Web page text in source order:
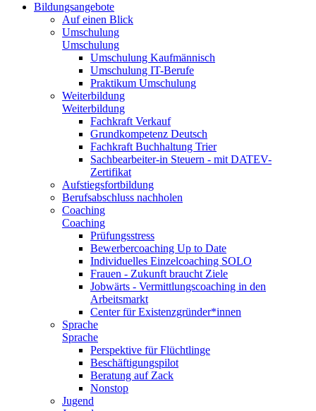
Bildungsangebote
Auf einen Blick
Umschulung
Umschulung
Umschulung Kaufmännisch
Umschulung IT-Berufe
Praktikum Umschulung
Weiterbildung
Weiterbildung
Fachkraft Verkauf
Grundkompetenz Deutsch
Fachkraft Buchhaltung Trier
Sachbearbeiter-in Steuern - mit DATEV-
Zertifikat
Aufstiegsfortbildung
Berufsabschluss nachholen
Coaching
Coaching
Prüfungsstress
Bewerbercoaching Up to Date
Individuelles Einzelcoaching SOLO
Frauen - Zukunft braucht Ziele
Jobwärts - Vermittlungscoaching in den
Arbeitsmarkt
Center für Existenzgründer*innen
Sprache
Sprache
Perspektive für Flüchtlinge
Beschäftigungspilot
Beratung auf Zack
Nonstop
Jugend